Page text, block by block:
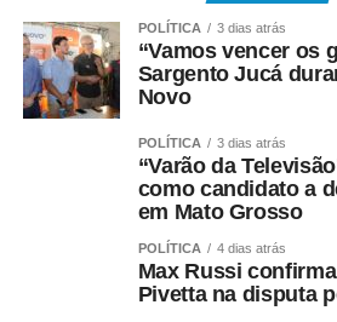
POLÍTICA 3 dias atrás
“Vamos vencer os
Sargento Jucá
Novo
POLÍTICA 3 dias atrás
“Varão da
como candidato a
em Mato Grosso
POLÍTICA 4 dias atrás
Max Russi
Pivetta na disputa